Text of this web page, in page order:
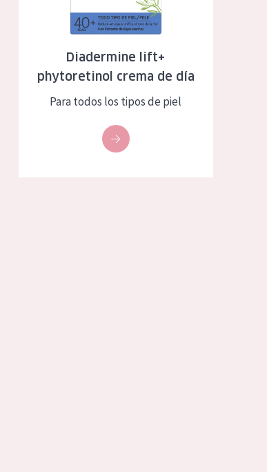
Piel normal y seca
Piel mixata o grasa
Piel expuesta al sol
Edad: de 35 a 55
Piel madura
NUESTROS PRODUCTOS
Diadermine lift+
phytoretinol crema de día
Para todos los tipos de piel